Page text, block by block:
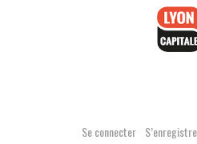
Se connecter